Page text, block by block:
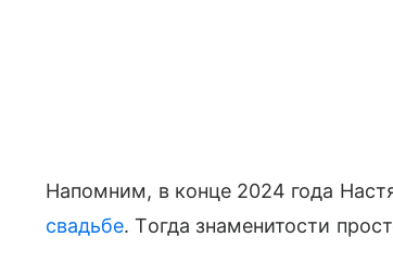
Напомним, в конце 2024 года
свадьбе. Тогда знаменитости